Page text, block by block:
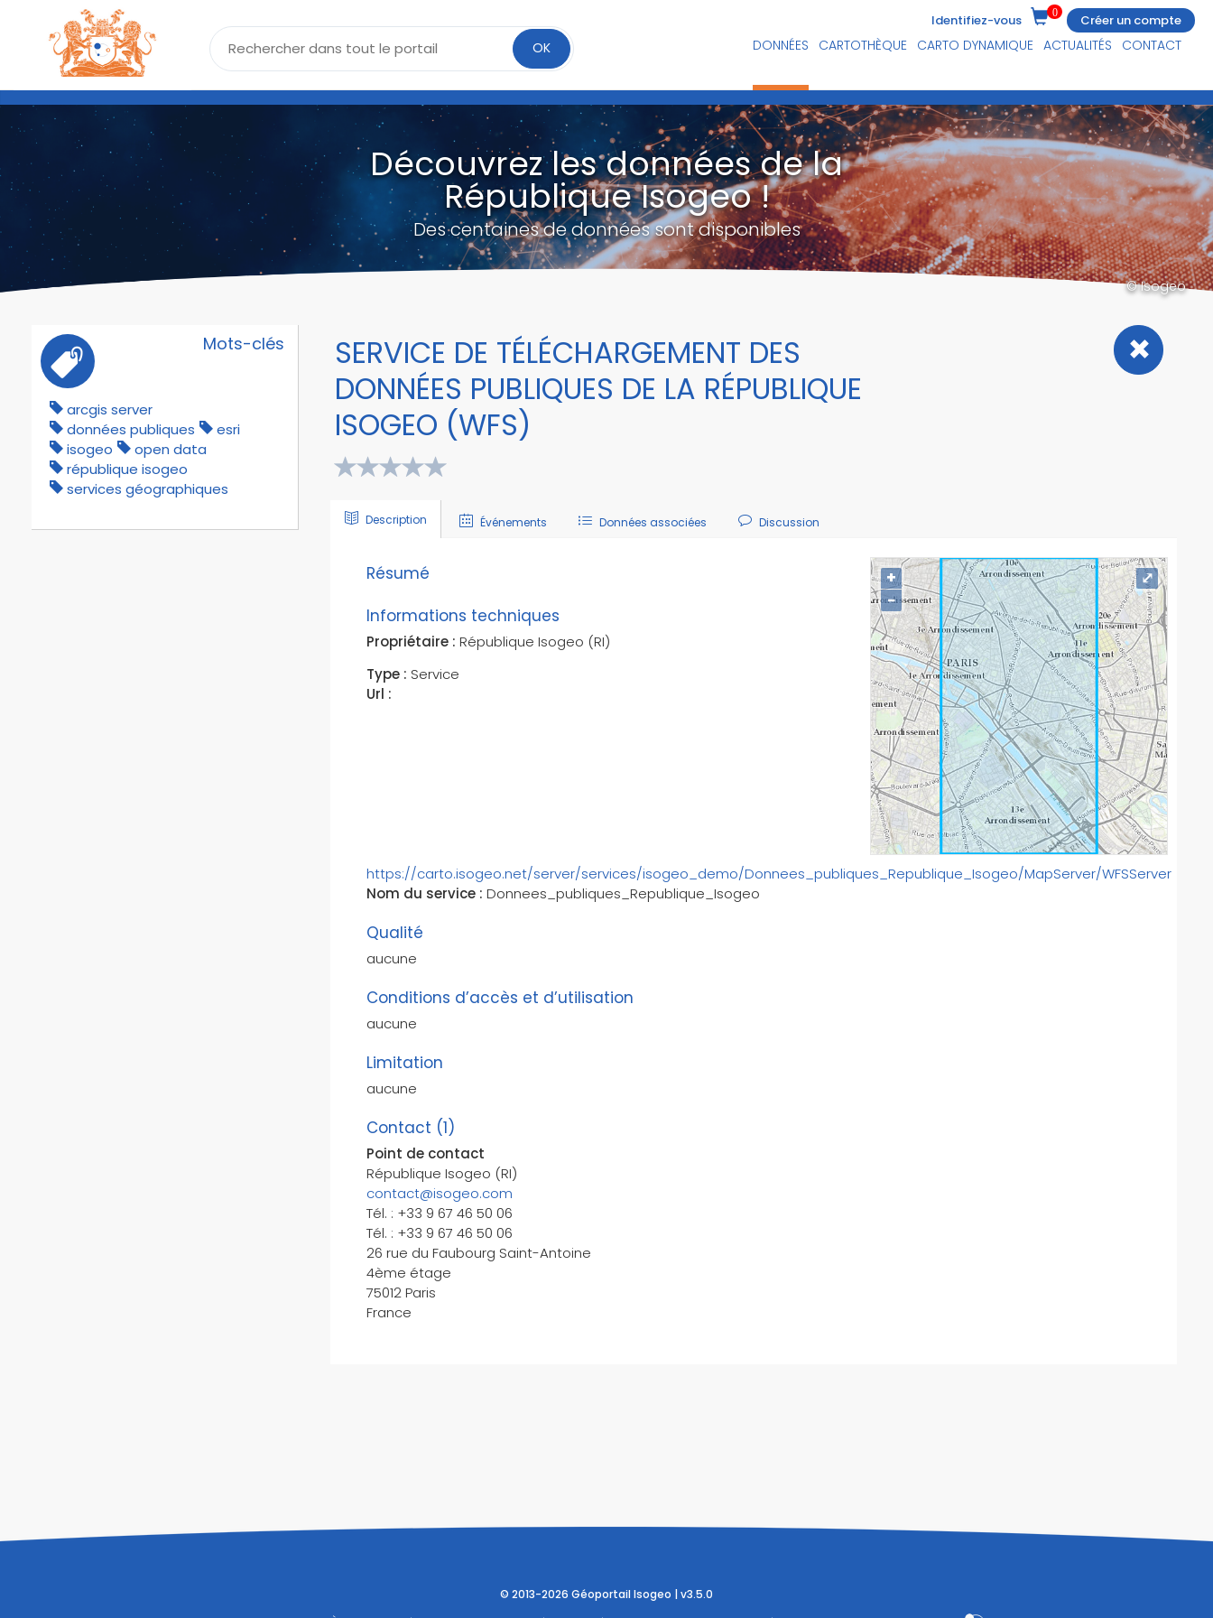
OK DONNÉES CARTOTHÈQUE CARTO DYNAMIQUE ACTUALITÉS CONTACT
Identifiez-vous
0
Créer un compte
Découvrez les données de la
République Isogeo !
Des centaines de données sont disponibles
© Isogeo
Mots-clés
arcgis server
données publiques
esri
isogeo
open data
république isogeo
services géographiques
SERVICE DE TÉLÉCHARGEMENT DES
DONNÉES PUBLIQUES DE LA RÉPUBLIQUE
ISOGEO (WFS)
Description Événements Données associées Discussion
+
−
⤢
Résumé
Informations techniques
Propriétaire : République Isogeo (RI)
Type : Service
Url :
https://carto.isogeo.net/server/services/isogeo_demo/Donnees_publiques_Republique_Isogeo/MapServer/WFSServer
Nom du service : Donnees_publiques_Republique_Isogeo
Qualité
aucune
Conditions d’accès et d’utilisation
aucune
Limitation
aucune
Contact (1)
Point de contact
République Isogeo (RI)
contact@isogeo.com
Tél. : +33 9 67 46 50 06
Tél. : +33 9 67 46 50 06
26 rue du Faubourg Saint-Antoine
4ème étage
75012 Paris
France
© 2013-2026 Géoportail Isogeo | v3.5.0